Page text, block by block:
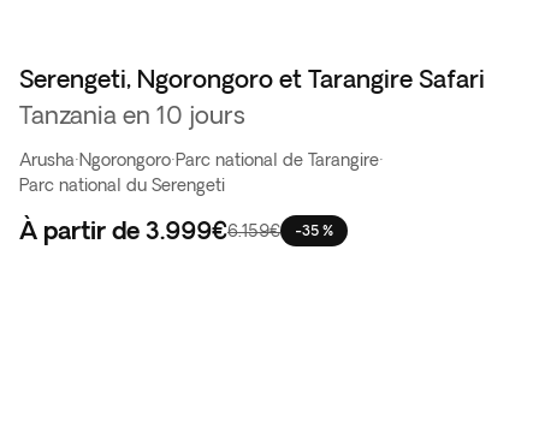
Serengeti, Ngorongoro et Tarangire Safari
Tanzania en 10 jours
Arusha·Ngorongoro·Parc national de Tarangire·
Parc national du Serengeti
À partir de 3.999€6.159€ -35 %